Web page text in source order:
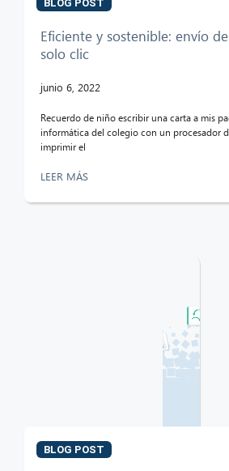
BLOG POST
Eficiente y sostenible: envío
solo clic
junio 6, 2022
Recuerdo de niño escribir una carta a mis
informática del colegio con un procesador
imprimir el
LEER MÁS
BLOG POST